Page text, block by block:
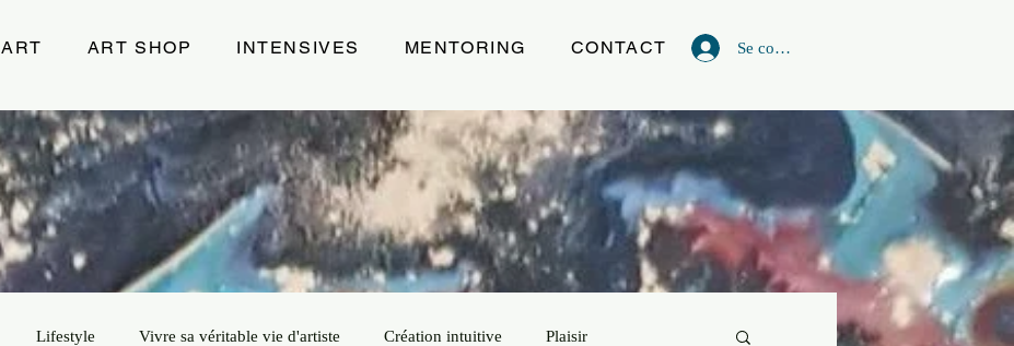
ART ART SHOP INTENSIVES MENTORING CONTACT Se connecter
Lifestyle Vivre sa véritable vie d'artiste Création intuitive Plaisir